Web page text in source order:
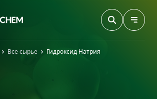
Все сырье Гидроксид Натрия